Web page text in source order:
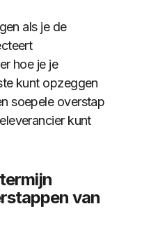
als je de
hoe je je
kunt opzeggen
soepele overstap
kunt
van